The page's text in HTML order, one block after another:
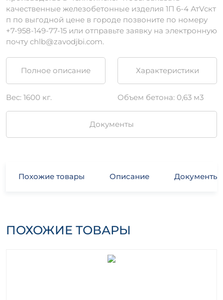
качественные железобетонные изделия 1П 6-4 АтVскт
п по выгодной цене в городе позвоните по номеру
+7-958-149-77-15 или отправьте заявку на электронную
почту chlb@zavodjbi.com.
Полное описание Характеристики
Вес: 1600 кг. Объем бетона: 0,63 м3
Документы
Похожие товары Описание Документы
ПОХОЖИЕ ТОВАРЫ